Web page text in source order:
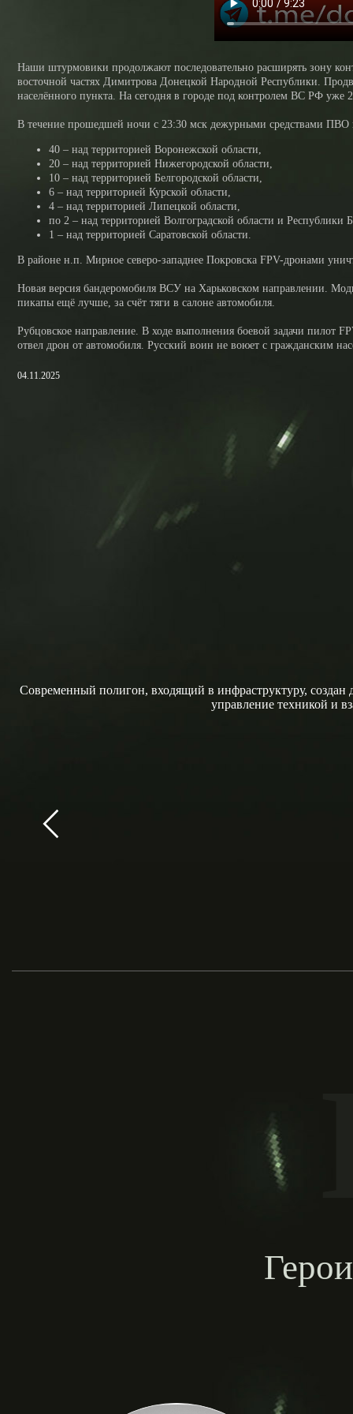
Наши штурмовики продолжают последовательно расширять зону
восточной частях Димитрова Донецкой Народной Республики.
населённого пункта. На сегодня в городе под контролем ВС РФ уже
В течение прошедшей ночи с 23:30 мск дежурными средствами ПВО
40 – над территорией Воронежской области,
20 – над территорией Нижегородской области,
10 – над территорией Белгородской области,
6 – над территорией Курской области,
4 – над территорией Липецкой области,
по 2 – над территорией Волгоградской области и Республики
1 – над территорией Саратовской области.
В районе н.п. Мирное северо-западнее Покровска FPV-дронами
Новая версия бандеромобиля ВСУ на Харьковском направлении.
пикапы ещё лучше, за счёт тяги в салоне автомобиля.
Рубцовское направление. В ходе выполнения боевой задачи
отвел дрон от автомобиля. Русский воин не воюет с гражданским
04.11.2025
Современный полигон, входящий в инфраструктуру, создан
управление техникой и